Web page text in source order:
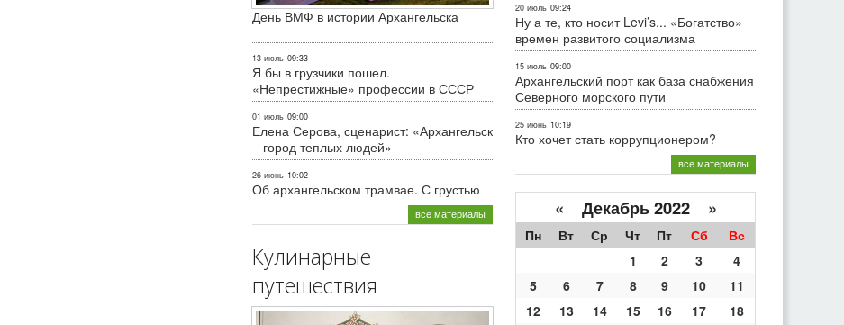
День ВМФ в истории Архангельска
13 июль 09:33
Я бы в грузчики пошел.
«Непрестижные» профессии в СССР
01 июль 09:00
Елена Серова, сценарист: «Архангельск
– город теплых людей»
26 июнь 10:02
Об архангельском трамвае. С грустью
все материалы
Кулинарные
путешествия
20 июль 09:24
Ну а те, кто носит Levi’s... «Богатство»
времен развитого социализма
15 июль 09:00
Архангельский порт как база снабжения
Северного морского пути
25 июнь 10:19
Кто хочет стать коррупционером?
все материалы
« Декабрь 2022 »
Пн Вт Ср Чт Пт Сб
Вс
1
2 3
4
5
6 7 8 9 10
11
12
13 14 15 16 17
18